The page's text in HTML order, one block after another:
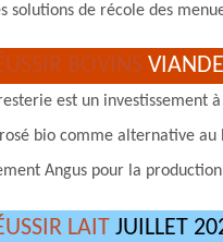
solutions de récole des
BOVINS
est un investissement
bio comme alternative au
Angus pour la
LAIT JUILLET